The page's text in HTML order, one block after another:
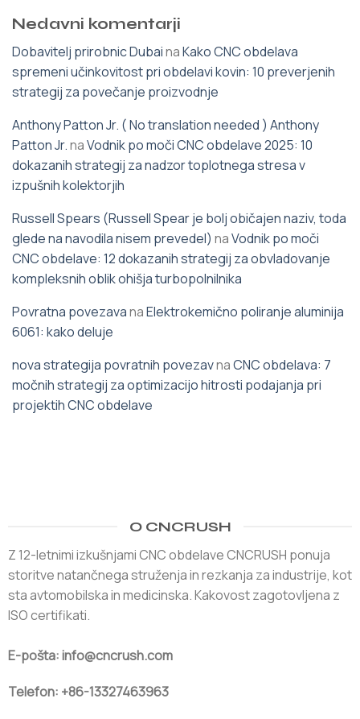
Nedavni komentarji
Dobavitelj prirobnic DubainaKako CNC obdelava
spremeni učinkovitost pri obdelavi kovin: 10 preverjenih
strategij za povečanje proizvodnje
Anthony Patton Jr. ( No translation needed ) Anthony
Patton Jr.naVodnik po moči CNC obdelave 2025: 10
dokazanih strategij za nadzor toplotnega stresa v
izpušnih kolektorjih
Russell Spears (Russell Spear je bolj običajen naziv, toda
glede na navodila nisem prevedel) naVodnik po moči
CNC obdelave: 12 dokazanih strategij za obvladovanje
kompleksnih oblik ohišja turbopolnilnika
Povratna povezavanaElektrokemično poliranje aluminija
6061: kako deluje
nova strategija povratnih povezavnaCNC obdelava: 7
močnih strategij za optimizacijo hitrosti podajanja pri
projektih CNC obdelave
O CNCRUSH
Z 12-letnimi izkušnjami CNC obdelave CNCRUSH ponuja
storitve natančnega struženja in rezkanja za industrije, kot
sta avtomobilska in medicinska. Kakovost zagotovljena z
ISO certifikati.
E-pošta: info@cncrush.com
Telefon: +86-13327463963